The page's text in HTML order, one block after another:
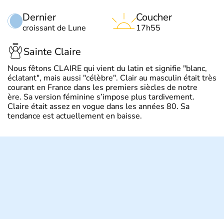
Dernier
croissant de Lune
Coucher
17h55
Sainte Claire
Nous fêtons CLAIRE qui vient du latin et signifie "blanc,
éclatant", mais aussi "célèbre". Clair au masculin était très
courant en France dans les premiers siècles de notre
ère. Sa version féminine s’impose plus tardivement.
Claire était assez en vogue dans les années 80. Sa
tendance est actuellement en baisse.